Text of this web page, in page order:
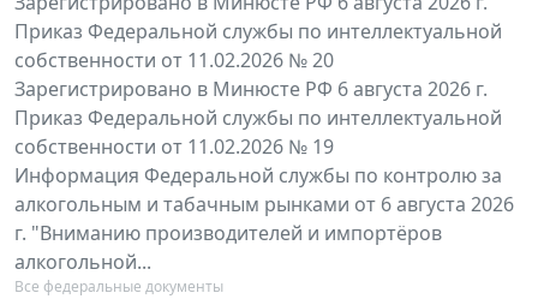
Приказ Федеральной службы по интеллектуальной
собственности от 11.02.2026 № 20
Зарегистрировано в Минюсте РФ 6 августа 2026 г.
Приказ Федеральной службы по интеллектуальной
собственности от 11.02.2026 № 19
Информация Федеральной службы по контролю за
алкогольным и табачным рынками от 6 августа 2026
г. "Вниманию производителей и импортёров
алкогольной...
Все федеральные документы